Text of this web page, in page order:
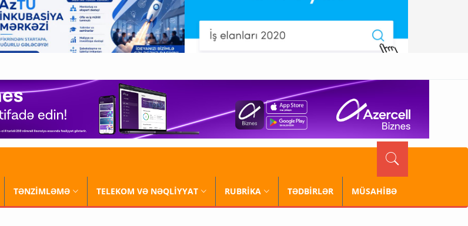
TƏNZİMLƏMƏ TELEKOM VƏ NƏQLİYYAT RUBRİKA TƏDBİRLƏR MÜSAHİBƏ